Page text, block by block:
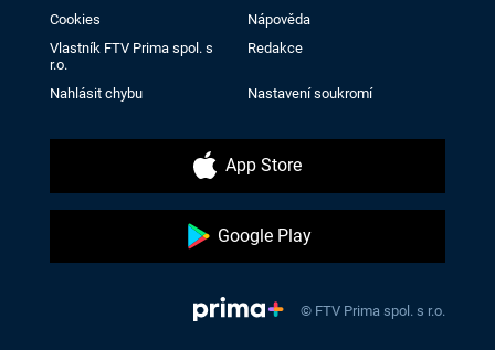
Cookies
Nápověda
Vlastník FTV Prima spol. s
r.o.
Redakce
Nahlásit chybu Nastavení soukromí
App Store
Google Play
© FTV Prima spol. s r.o.